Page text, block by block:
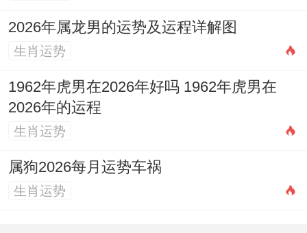
3.以母嬰健康為首要原則:寶寶的出生時間作
孩子的平安健康是最大的福氣。
迎接新生命的傳統習俗與風水原則
2026年属龙男的运势及运程详解图
生肖运势
1962年虎男在2026年好吗 1962年虎男在
2026年的运程
生肖运势
属狗2026每月运势车祸
生肖运势